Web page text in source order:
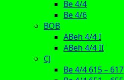
Be 4/4
Be 4/6
BOB
ABeh 4/4 I
ABeh 4/4 II
CJ
Be 4/4 615 – 617